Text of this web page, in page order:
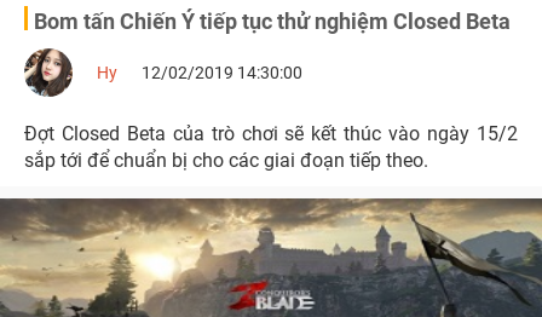
Bom tấn Chiến Ý tiếp tục thử nghiệm Closed Beta
Hy 12/02/2019 14:30:00
Đợt Closed Beta của trò chơi sẽ kết thúc vào ngày 15/2
sắp tới để chuẩn bị cho các giai đoạn tiếp theo.